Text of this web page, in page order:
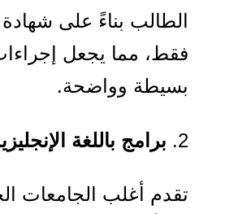
الطالب بناءً على شهادة
فقط، مما يجعل
بسيطة وواضحة.
برامج باللغة
تقدم أغلب الجامعات